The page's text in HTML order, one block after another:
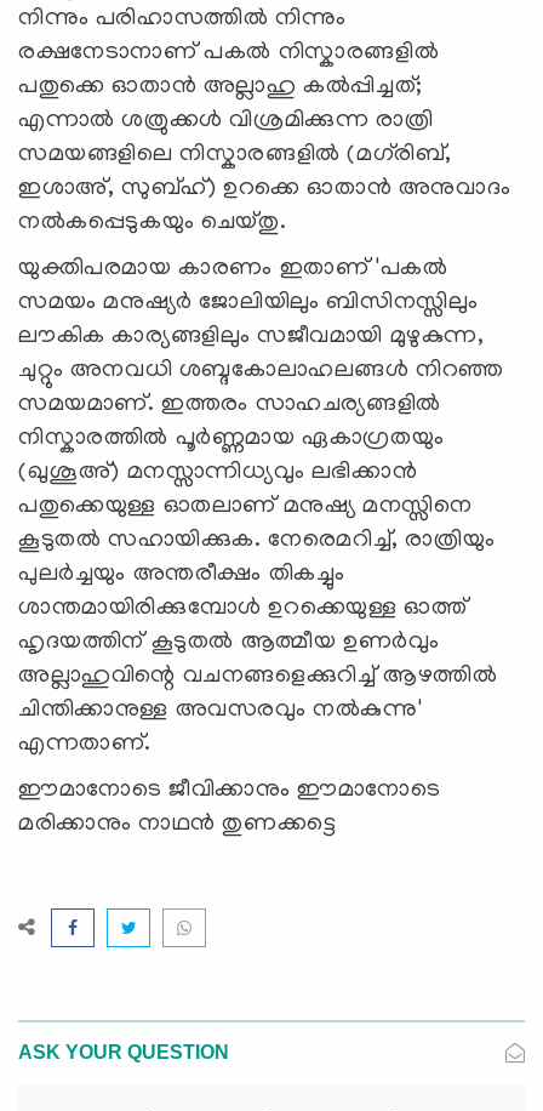
നിന്നും പരിഹാസത്തിൽ നിന്നും
രക്ഷനേടാനാണ് പകൽ നിസ്കാരങ്ങളിൽ
പതുക്കെ ഓതാൻ അല്ലാഹു കൽപ്പിച്ചത്;
എന്നാൽ ശത്രുക്കൾ വിശ്രമിക്കുന്ന രാത്രി
സമയങ്ങളിലെ നിസ്കാരങ്ങളിൽ (മഗ്‌രിബ്,
ഇശാഅ്, സുബ്ഹ്) ഉറക്കെ ഓതാൻ അനുവാദം
നൽകപ്പെടുകയും ചെയ്തു.
യുക്തിപരമായ കാരണം ഇതാണ് 'പകൽ
സമയം മനുഷ്യർ ജോലിയിലും ബിസിനസ്സിലും
ലൗകിക കാര്യങ്ങളിലും സജീവമായി മുഴുകുന്ന,
ചുറ്റും അനവധി ശബ്ദകോലാഹലങ്ങൾ നിറഞ്ഞ
സമയമാണ്. ഇത്തരം സാഹചര്യങ്ങളിൽ
നിസ്കാരത്തിൽ പൂർണ്ണമായ ഏകാഗ്രതയും
(ഖുശൂഅ്) മനസ്സാന്നിധ്യവും ലഭിക്കാൻ
പതുക്കെയുള്ള ഓതലാണ് മനുഷ്യ മനസ്സിനെ
കൂടുതൽ സഹായിക്കുക. നേരെമറിച്ച്, രാത്രിയും
പുലർച്ചയും അന്തരീക്ഷം തികച്ചും
ശാന്തമായിരിക്കുമ്പോൾ ഉറക്കെയുള്ള ഓത്ത്
ഹൃദയത്തിന് കൂടുതൽ ആത്മീയ ഉണർവും
അല്ലാഹുവിന്റെ വചനങ്ങളെക്കുറിച്ച് ആഴത്തിൽ
ചിന്തിക്കാനുള്ള അവസരവും നൽകുന്നു'
എന്നതാണ്.
ഈമാനോടെ ജീവിക്കാനും ഈമാനോടെ
മരിക്കാനും നാഥന്‍ തുണക്കട്ടെ
ASK YOUR QUESTION